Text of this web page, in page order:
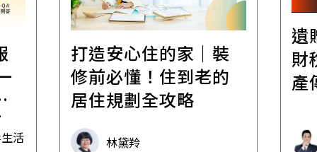
活
打造安心住的家｜裝
修前必懂！住到老的
居住規劃全攻略
林黛羚
遺
財
產